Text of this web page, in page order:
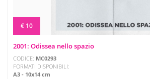
€ 10
2001: Odissea nello spazio
CODICE: MC0293
FORMATI DISPONIBILI:
A3
10x14 cm